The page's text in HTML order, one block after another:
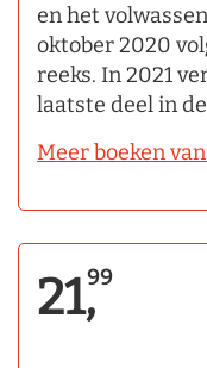
en het
oktober 2020
reeks. In 2021
laatste deel in
Meer boeken
21,99